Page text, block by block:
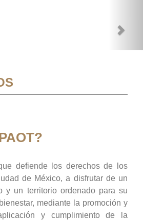
defiende los derechos de los
de México, a disfrutar de un
y un territorio ordenado para su
mediante la promoción y
y cumplimiento de la